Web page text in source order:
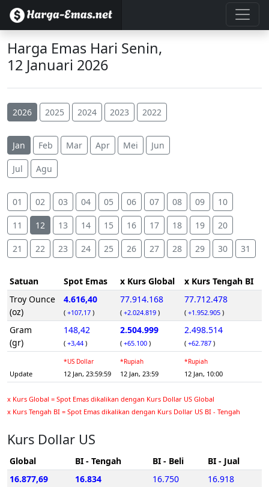
Harga Emas Hari Senin,
12 Januari 2026
2026 2025 2024 2023 2022
Jan Feb Mar Apr Mei Jun
Jul Agu
01 02 03 04 05 06 07 08 09 10
11 12 13 14 15 16 17 18 19 20
21 22 23 24 25 26 27 28 29 30 31
Satuan Spot Emas x Kurs Global
x Kurs Tengah BI
Troy Ounce
(oz)
4.616,40
( +107,17 )
77.914.168
( +2.024.819 )
77.712.478
( +1.952.905 )
Gram
(gr)
148,42
( +3,44 )
2.504.999
( +65.100 )
2.498.514
( +62.787 )
Update
*US Dollar
12 Jan, 23:59:59
*Rupiah
12 Jan, 23:59
*Rupiah
12 Jan, 10:00
x Kurs Global = Spot Emas dikalikan dengan Kurs Dollar US Global
x Kurs Tengah BI = Spot Emas dikalikan dengan Kurs Dollar US BI - Tengah
Kurs Dollar US
Global BI - Tengah BI - Beli
BI - Jual
16.877,69
16.834 16.750 16.918